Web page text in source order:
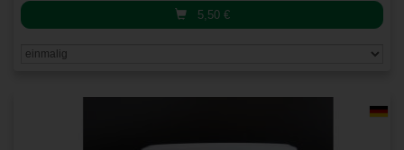
5,50 €